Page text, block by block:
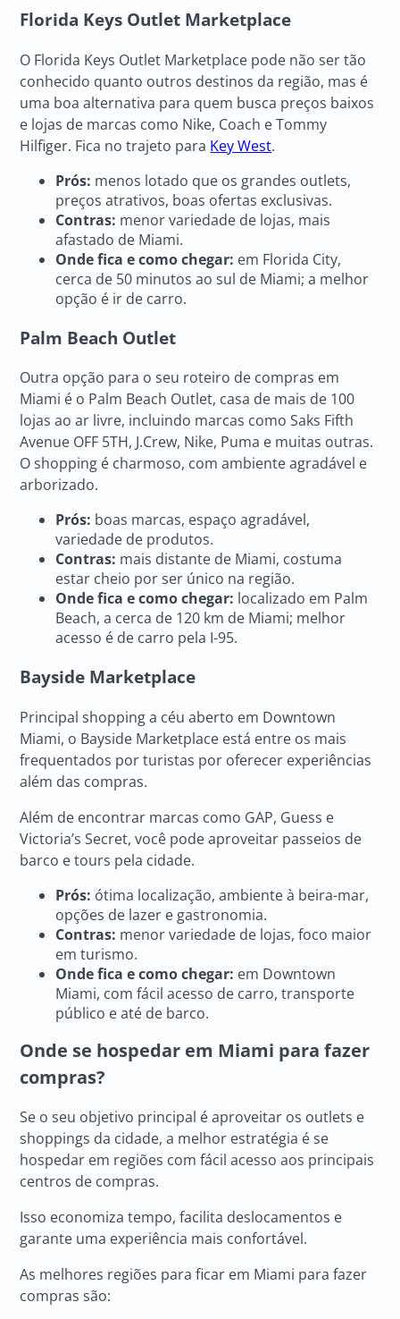
Florida Keys Outlet Marketplace
O Florida Keys Outlet Marketplace pode não ser tão
conhecido quanto outros destinos da região, mas é
uma boa alternativa para quem busca preços baixos
e lojas de marcas como Nike, Coach e Tommy
Hilfiger. Fica no trajeto para Key West.
Prós: menos lotado que os grandes outlets,
preços atrativos, boas ofertas exclusivas.
Contras: menor variedade de lojas, mais
afastado de Miami.
Onde fica e como chegar: em Florida City,
cerca de 50 minutos ao sul de Miami; a melhor
opção é ir de carro.
Palm Beach Outlet
Outra opção para o seu roteiro de compras em
Miami é o Palm Beach Outlet, casa de mais de 100
lojas ao ar livre, incluindo marcas como Saks Fifth
Avenue OFF 5TH, J.Crew, Nike, Puma e muitas outras.
O shopping é charmoso, com ambiente agradável e
arborizado.
Prós: boas marcas, espaço agradável,
variedade de produtos.
Contras: mais distante de Miami, costuma
estar cheio por ser único na região.
Onde fica e como chegar: localizado em Palm
Beach, a cerca de 120 km de Miami; melhor
acesso é de carro pela I-95.
Bayside Marketplace
Principal shopping a céu aberto em Downtown
Miami, o Bayside Marketplace está entre os mais
frequentados por turistas por oferecer experiências
além das compras.
Além de encontrar marcas como GAP, Guess e
Victoria’s Secret, você pode aproveitar passeios de
barco e tours pela cidade.
Prós: ótima localização, ambiente à beira-mar,
opções de lazer e gastronomia.
Contras: menor variedade de lojas, foco maior
em turismo.
Onde fica e como chegar: em Downtown
Miami, com fácil acesso de carro, transporte
público e até de barco.
Onde se hospedar em Miami para fazer
compras?
Se o seu objetivo principal é aproveitar os outlets e
shoppings da cidade, a melhor estratégia é se
hospedar em regiões com fácil acesso aos principais
centros de compras.
Isso economiza tempo, facilita deslocamentos e
garante uma experiência mais confortável.
As melhores regiões para ficar em Miami para fazer
compras são: